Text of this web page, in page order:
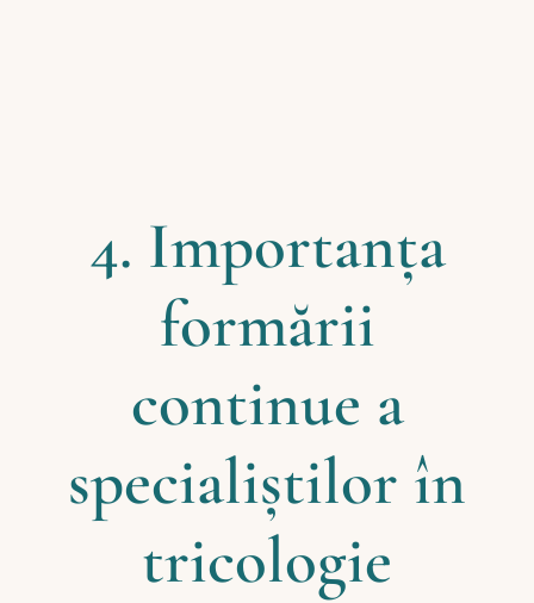
4. Importanța
formării
continue a
specialiștilor în
tricologie